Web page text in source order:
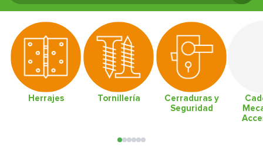
Herrajes Tornillería
Cerraduras y
Seguridad
2.
ceramica
puertas
baldosa
5.
cerradura
6
fachaleta
8.